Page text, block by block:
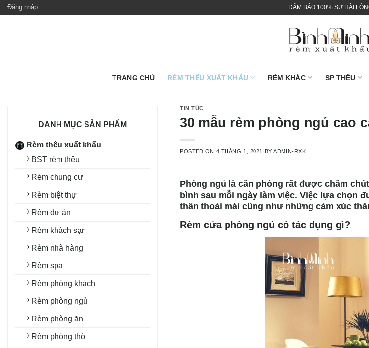
SkipĐăng nhập ĐẢM BẢO 100% SỰ HÀI
TRANG CHỦ RÈM THÊU XUẤT KHẨU RÈM KHÁC SP THÊU
DANH MỤC SẢN PHẨM
Rèm thêu xuất khẩu
BST rèm thêu
Rèm chung cư
Rèm biệt thự
Rèm dự án
Rèm khách sạn
Rèm nhà hàng
Rèm spa
Rèm phòng khách
Rèm phòng ngủ
Rèm phòng ăn
Rèm phòng thờ
TIN TỨC
30 mẫu rèm phòng ngủ cao
POSTED ON 4 THÁNG 1, 2021 BYADMIN-RXK
Phòng ngủ là căn phòng rất được chăm
bình sau mỗi ngày làm việc. Việc lựa chọn
thần thoải mái cũng như những cảm xúc
Rèm cửa phòng ngủ có tác dụng gì?